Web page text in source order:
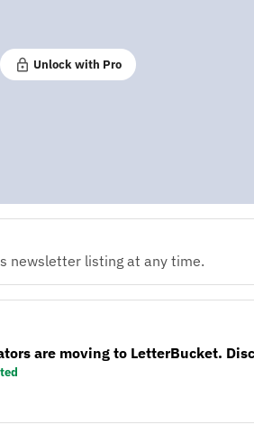
Unlock with Pro
newsletter listing at any time.
are moving to LetterBucket.